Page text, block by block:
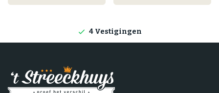
Lokale producten
4 Vestigingen